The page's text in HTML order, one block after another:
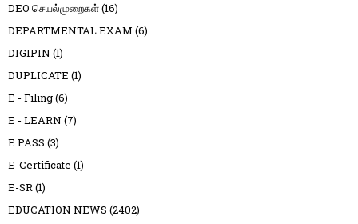
DEO செயல்முறைகள்(16)
DEPARTMENTAL EXAM (6)
DIGIPIN (1)
DUPLICATE (1)
E - Filing(6)
E - LEARN (7)
E PASS (3)
E-Certificate (1)
E-SR(1)
EDUCATION NEWS (2402)